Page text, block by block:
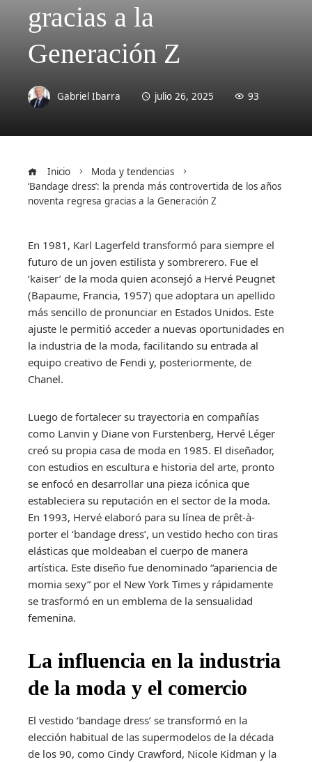
gracias a la
Generación Z
Gabriel Ibarra julio 26, 2025 93
Inicio
Moda y tendencias
‘Bandage dress’: la prenda más controvertida de los años
noventa regresa gracias a la Generación Z
En 1981, Karl Lagerfeld transformó para siempre el
futuro de un joven estilista y sombrerero. Fue el
‘kaiser’ de la moda quien aconsejó a Hervé Peugnet
(Bapaume, Francia, 1957) que adoptara un apellido
más sencillo de pronunciar en Estados Unidos. Este
ajuste le permitió acceder a nuevas oportunidades en
la industria de la moda, facilitando su entrada al
equipo creativo de Fendi y, posteriormente, de
Chanel.
Luego de fortalecer su trayectoria en compañías
como Lanvin y Diane von Furstenberg, Hervé Léger
creó su propia casa de moda en 1985. El diseñador,
con estudios en escultura e historia del arte, pronto
se enfocó en desarrollar una pieza icónica que
estableciera su reputación en el sector de la moda.
En 1993, Hervé elaboró para su línea de prêt-à-
porter el ‘bandage dress’, un vestido hecho con tiras
elásticas que moldeaban el cuerpo de manera
artística. Este diseño fue denominado “apariencia de
momia sexy” por el New York Times y rápidamente
se trasformó en un emblema de la sensualidad
femenina.
La influencia en la industria
de la moda y el comercio
El vestido ‘bandage dress’ se transformó en la
elección habitual de las supermodelos de la década
de los 90, como Cindy Crawford, Nicole Kidman y la